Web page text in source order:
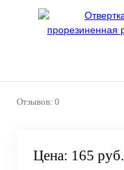
Отзывов: 0
Цена: 165 руб.